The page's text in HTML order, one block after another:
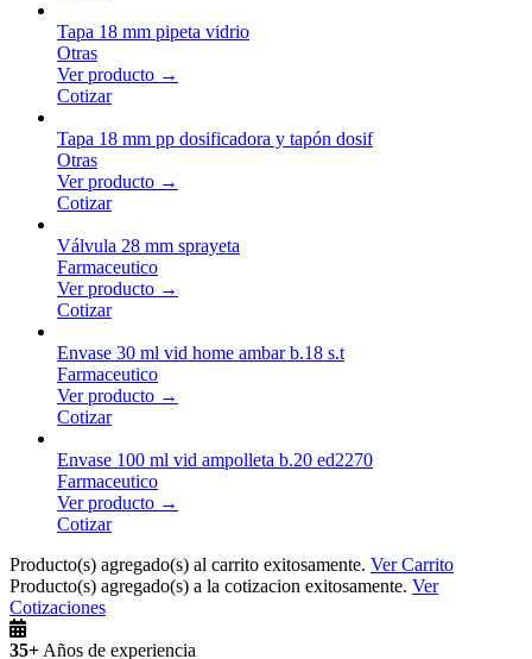
Tapa 18 mm pipeta vidrio
Otras
Ver producto →
Cotizar
Tapa 18 mm pp dosificadora y tapón dosif
Otras
Ver producto →
Cotizar
Válvula 28 mm sprayeta
Farmaceutico
Ver producto →
Cotizar
Envase 30 ml vid home ambar b.18 s.t
Farmaceutico
Ver producto →
Cotizar
Envase 100 ml vid ampolleta b.20 ed2270
Farmaceutico
Ver producto →
Cotizar
Producto(s) agregado(s) al carrito exitosamente. Ver Carrito
Producto(s) agregado(s) a la cotizacion exitosamente. Ver
Cotizaciones
35+ Años de experiencia